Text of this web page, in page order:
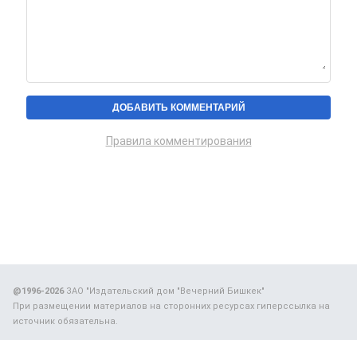
Правила комментирования
@1996-2026ЗАО "Издательский дом "Вечерний Бишкек"
При размещении материалов на сторонних ресурсах гиперссылка на
источник обязательна.